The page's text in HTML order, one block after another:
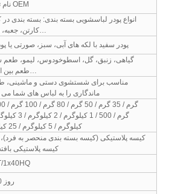
نام تجاری OEM
انواع پودر لباسشویی بسته بندی: بسته بندی در
پودر سفید با لکه های آبی، سبز، صورتی یا
گیاهی، زنبق، گل، اسطوخودوس، لیمو، طعم
مناسب برای شستشوی دستی و ماشینی،
ماندگاری را به لباس های شما
کیلوگرم / 5 کیلوگرم / 25 کیلوگرم
کیسه پلاستیکی (کیسه بسته بندی منحصر به فرد)،
کیسه پلاستیکی
1x40HQ
15-20 روز